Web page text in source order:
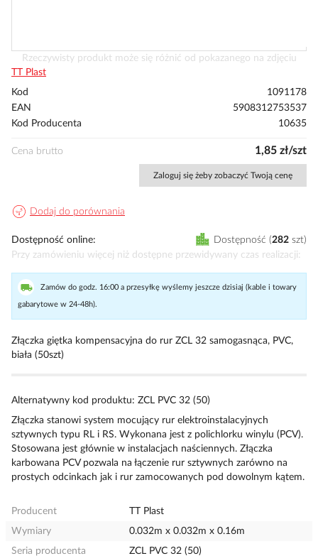
Przejdź
na
początek
Rzeczywisty produkt może się różnić od pokazanego na zdjęciu
TT Plast
Kod
1091178
EAN
5908312753537
Kod Producenta
10635
Cena brutto 1,85 zł/szt
Zaloguj się żeby zobaczyć Twoją cenę
Dodaj do porównania
Dostępność online Dostępność 282 szt
Przy zamówieniu więcej niż dostępne przewidywany czas realizacji
Zamów do godz. 16:00 a przesyłkę wyślemy jeszcze dzisiaj (kable i towary
gabarytowe w 24-48h).
Złączka giętka kompensacyjna do rur ZCL 32 samogasnąca, PVC,
biała (50szt)
Alternatywny kod produktu: ZCL PVC 32 (50)
Złączka stanowi system mocujący rur elektroinstalacyjnych
sztywnych typu RL i RS. Wykonana jest z polichlorku winylu (PCV).
Stosowana jest głównie w instalacjach naściennych. Złączka
karbowana PCV pozwala na łączenie rur sztywnych zarówno na
prostych odcinkach jak i rur zamocowanych pod dowolnym kątem.
Producent
TT Plast
Wymiary
0.032m x 0.032m x 0.16m
Seria producenta
ZCL PVC 32 (50)